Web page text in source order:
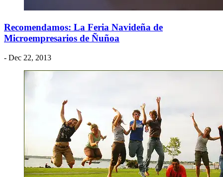
Recomendamos: La Feria Navideña de
Microempresarios de Ñuñoa
- Dec 22, 2013